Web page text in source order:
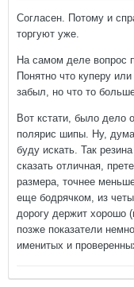
Согласен. Потому и
торгуют уже.
На самом деле вопрос
Понятно что куперу
забыл, но что то
Вот кстати, было дело
полярис шипы. Ну,
буду искать. Так
сказать отличная,
размера, точнее
еще бодрячком, из
дорогу держит хорошо
позже показатели
именитых и